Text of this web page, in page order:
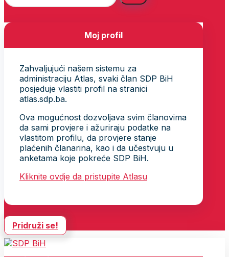
Moj profil
Zahvaljujući našem sistemu za
administraciju Atlas, svaki član SDP BiH
posjeduje vlastiti profil na stranici
atlas.sdp.ba.
Ova mogućnost dozvoljava svim članovima
da sami provjere i ažuriraju podatke na
vlastitom profilu, da provjere stanje
plaćenih članarina, kao i da učestvuju u
anketama koje pokreće SDP BiH.
Kliknite ovdje da pristupite Atlasu
Pridruži se!